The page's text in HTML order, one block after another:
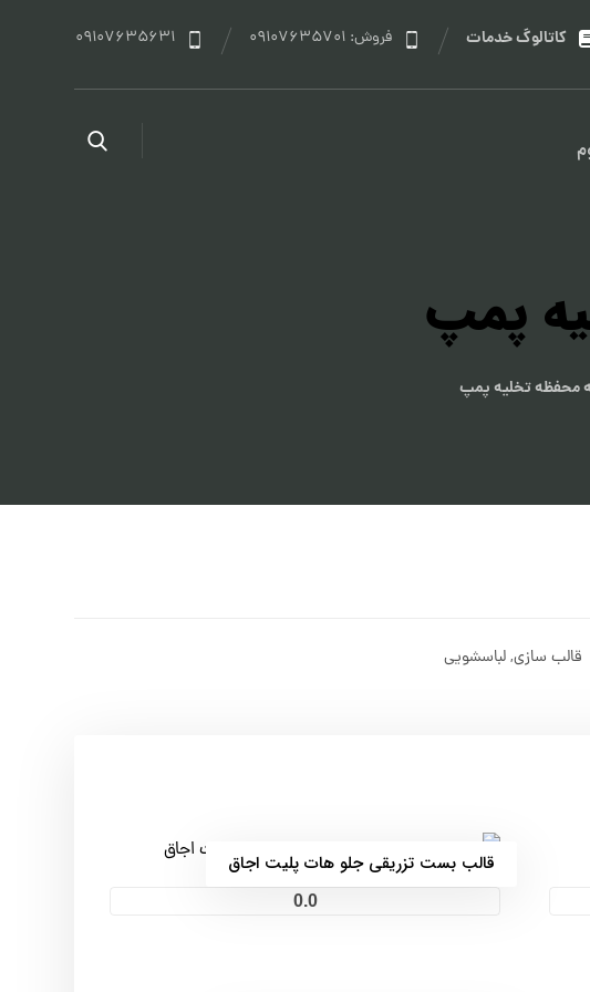
09107635631 فروش: 09107635701 کاتالوگ خدمات
پمپ
محفظه تخلیه پمپ
قالب سازی,لباسشویی
قالب بست تزریقی جلو هات پلیت اجاق
0.0